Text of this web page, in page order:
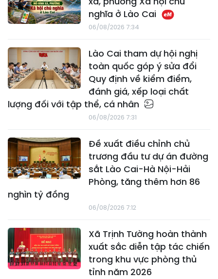
nghĩa ở Lào Cai
06/08/2026 7:34
Lào Cai tham dự hội nghị
toàn quốc góp ý sửa đổi
Quy định về kiểm điểm,
đánh giá, xếp loại chất
lượng đối với tập thể, cá nhân
06/08/2026 7:31
Đề xuất điều chỉnh chủ
trương đầu tư dự án đường
sắt Lào Cai-Hà Nội-Hải
Phòng, tăng thêm hơn 86
nghìn tỷ đồng
06/08/2026 7:12
Xã Trịnh Tường hoàn thành
xuất sắc diễn tập tác chiến
trong khu vực phòng thủ
tỉnh năm 2026